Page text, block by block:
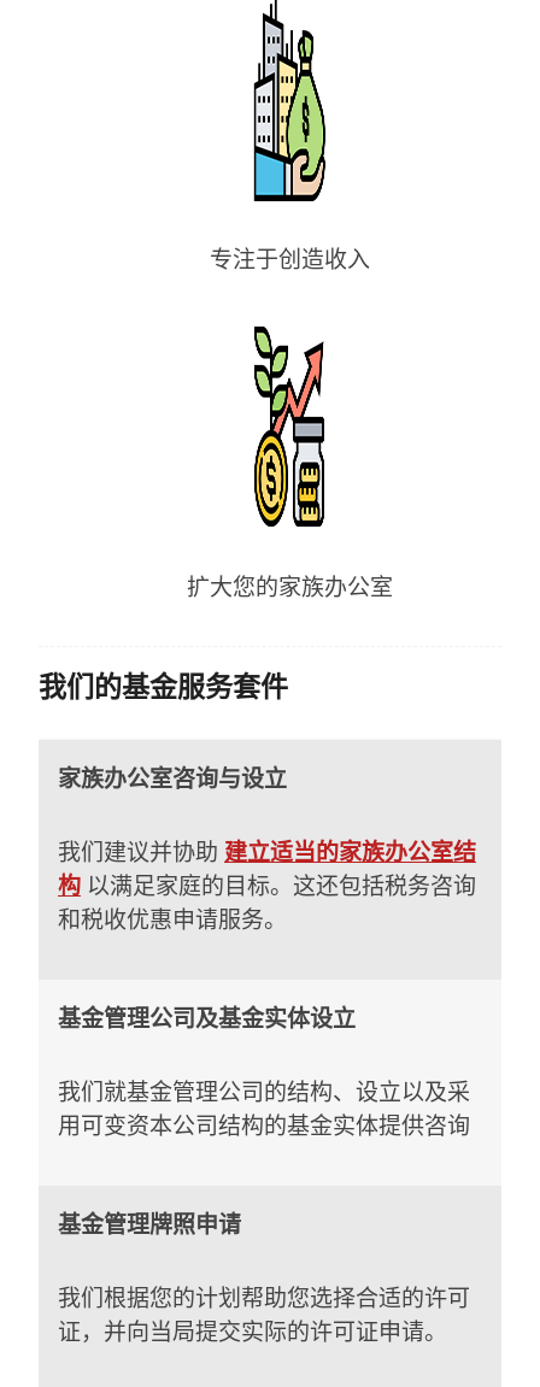
专注于创造收入
扩大您的家族办公室
我们的基金服务套件
家族办公室咨询与设立
我们建议并协助 建立适当的家族办公室结
构 以满足家庭的目标。这还包括税务咨询
和税收优惠申请服务。
基金管理公司及基金实体设立
我们就基金管理公司的结构、设立以及采
用可变资本公司结构的基金实体提供咨询
基金管理牌照申请
我们根据您的计划帮助您选择合适的许可
证，并向当局提交实际的许可证申请。